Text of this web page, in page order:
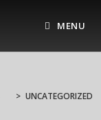
MENU
> UNCATEGORIZED